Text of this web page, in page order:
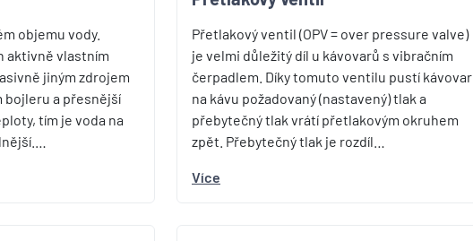
objemu vody.
aktivně vlastním
jiným zdrojem
bojleru a přesnější
tím je voda na
Přetlakový ventil (OPV = over pressure valve)
je velmi důležitý díl u kávovarů s vibračním
čerpadlem. Díky tomuto ventilu pustí kávovar
na kávu požadovaný (nastavený) tlak a
přebytečný tlak vrátí přetlakovým okruhem
zpět. Přebytečný tlak je rozdíl…
Více